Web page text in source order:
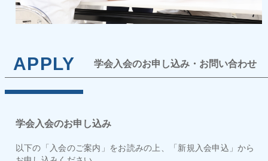
APPLY 学会入会のお申し込み・お問い合わせ
学会入会のお申し込み
以下の「入会のご案内」をお読みの上、「新規入会申込」から